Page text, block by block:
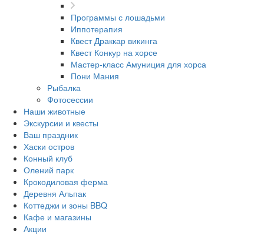
Программы с лошадьми
Иппотерапия
Квест Драккар викинга
Квест Конкур на хорсе
Мастер-класс Амуниция для хорса
Пони Мания
Рыбалка
Фотосессии
Наши животные
Экскурсии и квесты
Ваш праздник
Хаски остров
Конный клуб
Олений парк
Крокодиловая ферма
Деревня Альпак
Коттеджи и зоны BBQ
Кафе и магазины
Акции